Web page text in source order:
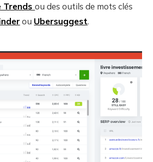
Trendsou des outils de mots clés
ou Ubersuggest.